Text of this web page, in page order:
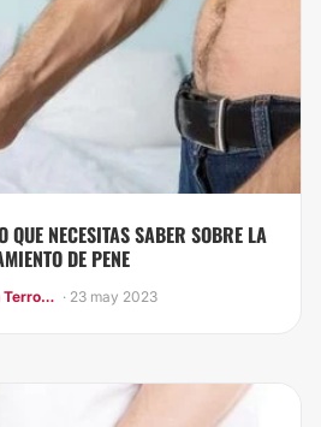
QUE NECESITAS SABER SOBRE LA
DE PENE
Dr. Jesús Omar Carreón Terrones · 23 may 2023